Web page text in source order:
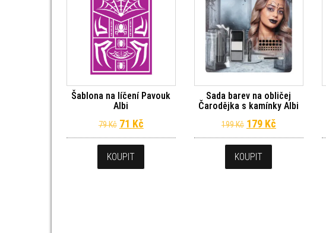
Šablona na líčení Pavouk
Albi
79Kč Původní cena byla: 79 Kč.
71 KčAktuální cena je: 71 Kč.
KOUPIT
Sada barev na obličej
Čarodějka s kamínky Albi
199Kč Původní cena
179 KčAktuální
KOUPIT